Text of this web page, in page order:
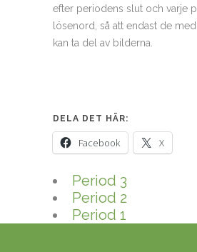
efter periodens slut och varje
lösenord, så att endast de
kan ta del av bilderna.
DELA DET HÄR:
Facebook X
Period 3
Period 2
Period 1